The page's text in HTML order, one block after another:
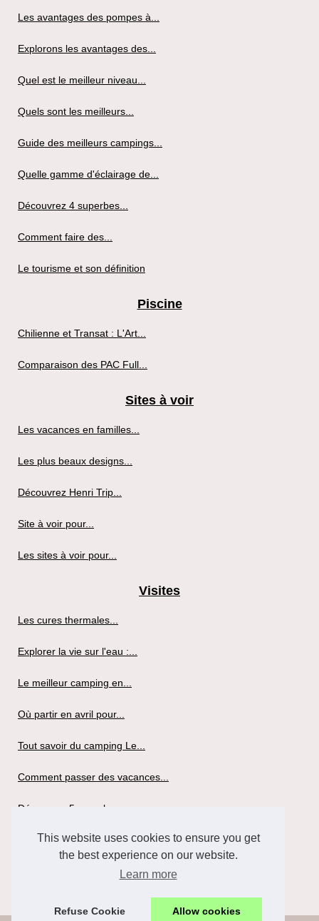
This website uses cookies to ensure you get
the best experience on our website.
Learn more
Refuse Cookie Allow cookies
Les avantages des pompes à...
Explorons les avantages des...
Quel est le meilleur niveau...
Quels sont les meilleurs...
Guide des meilleurs campings...
Quelle gamme d'éclairage de...
Découvrez 4 superbes...
Comment faire des...
Le tourisme et son définition
Piscine
Chilienne et Transat : L'Art...
Comparaison des PAC Full...
Sites à voir
Les vacances en familles...
Les plus beaux designs...
Découvrez Henri Trip...
Site à voir pour...
Les sites à voir pour...
Visites
Les cures thermales...
Explorer la vie sur l'eau :...
Le meilleur camping en...
Où partir en avril pour...
Tout savoir du camping Le...
Comment passer des vacances...
Découvrez 5 superbes...
Louer un mobil-home pour...
Tout savoir du camping la...